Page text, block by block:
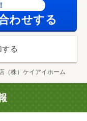
わせする
る
（株）ケイアイホーム